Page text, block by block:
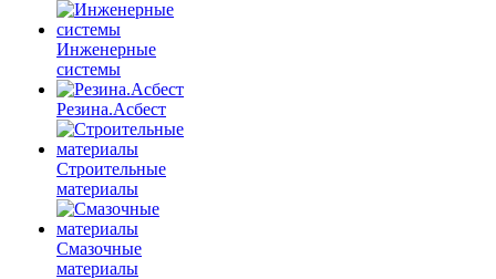
Инженерные
системы
Резина.Асбест
Строительные
материалы
Смазочные
материалы